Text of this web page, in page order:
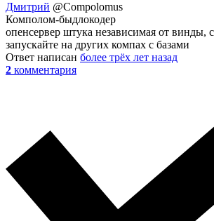
Дмитрий @Compolomus
Комполом-быдлокодер
опенсервер штука независимая от винды,
запускайте на других компах с базами
Ответ написан более трёх лет назад
2 комментария